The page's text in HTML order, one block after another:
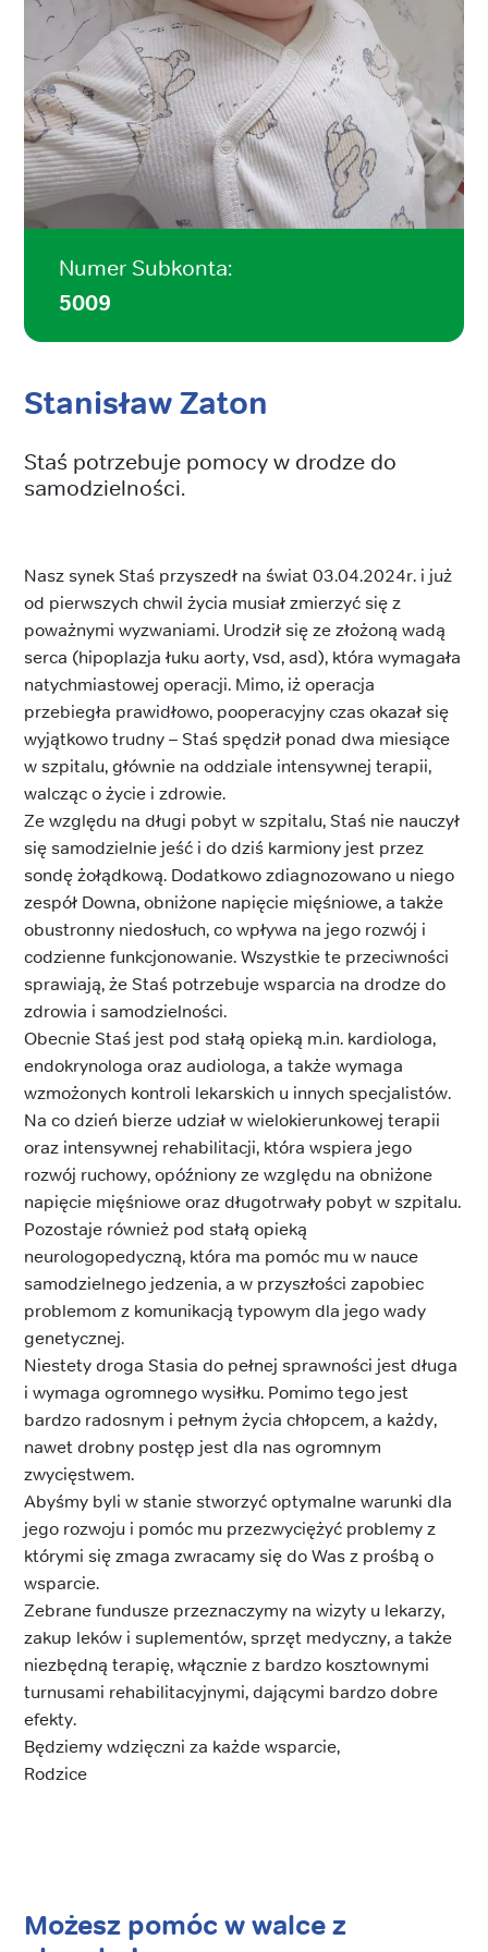
Numer Subkonta:
5009
Stanisław Zaton
Staś potrzebuje pomocy w drodze do
samodzielności.
Nasz synek Staś przyszedł na świat 03.04.2024r. i już
od pierwszych chwil życia musiał zmierzyć się z
poważnymi wyzwaniami. Urodził się ze złożoną wadą
serca (hipoplazja łuku aorty, vsd, asd), która wymagała
natychmiastowej operacji. Mimo, iż operacja
przebiegła prawidłowo, pooperacyjny czas okazał się
wyjątkowo trudny – Staś spędził ponad dwa miesiące
w szpitalu, głównie na oddziale intensywnej terapii,
walcząc o życie i zdrowie.
Ze względu na długi pobyt w szpitalu, Staś nie nauczył
się samodzielnie jeść i do dziś karmiony jest przez
sondę żołądkową. Dodatkowo zdiagnozowano u niego
zespół Downa, obniżone napięcie mięśniowe, a także
obustronny niedosłuch, co wpływa na jego rozwój i
codzienne funkcjonowanie. Wszystkie te przeciwności
sprawiają, że Staś potrzebuje wsparcia na drodze do
zdrowia i samodzielności.
Obecnie Staś jest pod stałą opieką m.in. kardiologa,
endokrynologa oraz audiologa, a także wymaga
wzmożonych kontroli lekarskich u innych specjalistów.
Na co dzień bierze udział w wielokierunkowej terapii
oraz intensywnej rehabilitacji, która wspiera jego
rozwój ruchowy, opóźniony ze względu na obniżone
napięcie mięśniowe oraz długotrwały pobyt w szpitalu.
Pozostaje również pod stałą opieką
neurologopedyczną, która ma pomóc mu w nauce
samodzielnego jedzenia, a w przyszłości zapobiec
problemom z komunikacją typowym dla jego wady
genetycznej.
Niestety droga Stasia do pełnej sprawności jest długa
i wymaga ogromnego wysiłku. Pomimo tego jest
bardzo radosnym i pełnym życia chłopcem, a każdy,
nawet drobny postęp jest dla nas ogromnym
zwycięstwem.
Abyśmy byli w stanie stworzyć optymalne warunki dla
jego rozwoju i pomóc mu przezwyciężyć problemy z
którymi się zmaga zwracamy się do Was z prośbą o
wsparcie.
Zebrane fundusze przeznaczymy na wizyty u lekarzy,
zakup leków i suplementów, sprzęt medyczny, a także
niezbędną terapię, włącznie z bardzo kosztownymi
turnusami rehabilitacyjnymi, dającymi bardzo dobre
efekty.
Będziemy wdzięczni za każde wsparcie,
Rodzice
Możesz pomóc w walce z